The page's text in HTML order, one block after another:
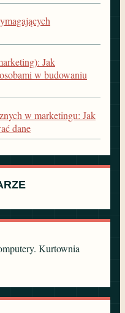
Jak
w budowaniu
w marketingu: Jak
dane
Kurtownia